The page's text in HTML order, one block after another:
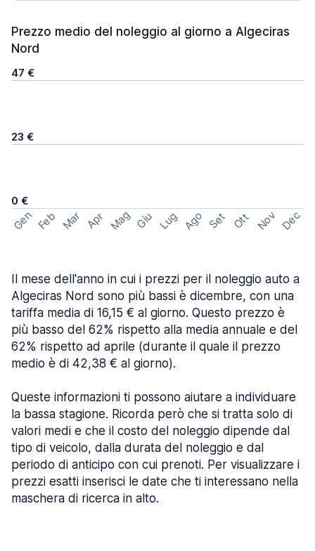
Prezzo medio del noleggio al giorno a Algeciras
Nord
47 €
23 €
0 €
Gen Feb Mar Apr Mag Giu Lug Ago Set Ott Nov Dec
Il mese dell'anno in cui i prezzi per il noleggio auto a
Algeciras Nord sono più bassi è dicembre, con una
tariffa media di 16,15 € al giorno. Questo prezzo è
più basso del 62% rispetto alla media annuale e del
62% rispetto ad aprile (durante il quale il prezzo
medio è di 42,38 € al giorno).
Queste informazioni ti possono aiutare a individuare
la bassa stagione. Ricorda però che si tratta solo di
valori medi e che il costo del noleggio dipende dal
tipo di veicolo, dalla durata del noleggio e dal
periodo di anticipo con cui prenoti. Per visualizzare i
prezzi esatti inserisci le date che ti interessano nella
maschera di ricerca in alto.